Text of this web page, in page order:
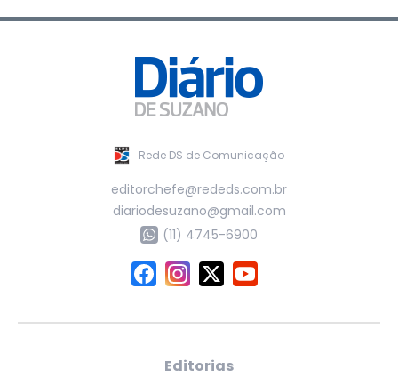
Rede DS de Comunicação
editorchefe@rededs.com.br
diariodesuzano@gmail.com
(11) 4745-6900
Editorias